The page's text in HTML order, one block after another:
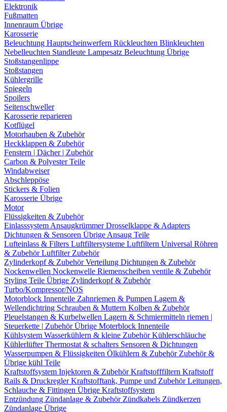
Elektronik
Fußmatten
Innenraum Übrige
Karosserie
Beleuchtung Hauptscheinwerfern Rückleuchten Blinkleuchten
Nebelleuchten Standleute Lampesatz Beleuchtung Übrige
Stoßstangenlippe
Stoßstangen
Kühlergrille
Spiegeln
Spoilers
Seitenschweller
Karosserie reparieren
Kotflügel
Motorhauben & Zubehör
Heckklappen & Zubehör
Fenstern | Dächer | Zubehör
Carbon & Polyester Teile
Windabweiser
Abschleppöse
Stickers & Folien
Karosserie Übrige
Motor
Flüssigkeiten & Zubehör
Einlasssystem AnsaugkrümmerDrosselklappe & Adapters
Dichtungen & Sensoren Übrige Ansaug Teile
Lufteinlass & Filters Luftfiltersysteme Luftfiltern Universal Röhren
& ZubehörLuftfilter Zubehör
Zylinderkopf & ZubehörVerteilung Dichtungen & Zubehör
Nockenwellen Nockenwelle Riemenscheiben ventile & Zubehör
Styling Teile Übrige Zylinderkopf & Zubehör
Turbo/Kompressor/NOS
Motorblock Innenteile Zahnriemen & Pumpen Lagern &
Wellendichtring Schrauben & Muttern Kolben & Zubehör
Pleuelstangen & Kurbelwellen Lagern & Schmiermitteln riemen |
Steuerkette | ZubehörÜbrige Moterblock Innenteile
Kühlsystem Wasserkühlern & kleine ZubehörKühlerschläuche
KühlerlüfterThermostat & schalters Sensoren & Dichtungen
Wasserpumpen & Flüssigkeiten Ölkühlern & Zubehör Zubehör &
Übrige kühl Teile
Kraftstoffsystem Injektoren & ZubehörKraftstofffiltern Kraftstoff
Rails & DruckreglerKraftstofftank, Pumpe und ZubehörLeitungen,
Schlauche & Fittingen Übrige Kraftstoffsystem
Entzündung Zündanlage & Zubehör Zündkabels Zündkerzen
Zündanlage Übrige